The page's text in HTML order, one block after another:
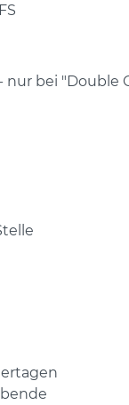
bei "Double